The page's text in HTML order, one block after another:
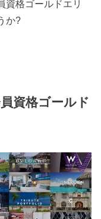
資格ゴールドエリ
か?
資格ゴールド